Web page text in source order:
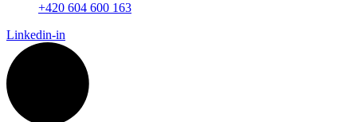
+420 604 600 163
Linkedin-in